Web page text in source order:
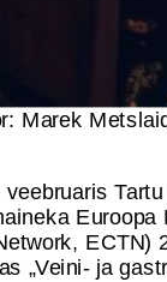
Marek
Euroopa
ECTN)
„Veini- ja